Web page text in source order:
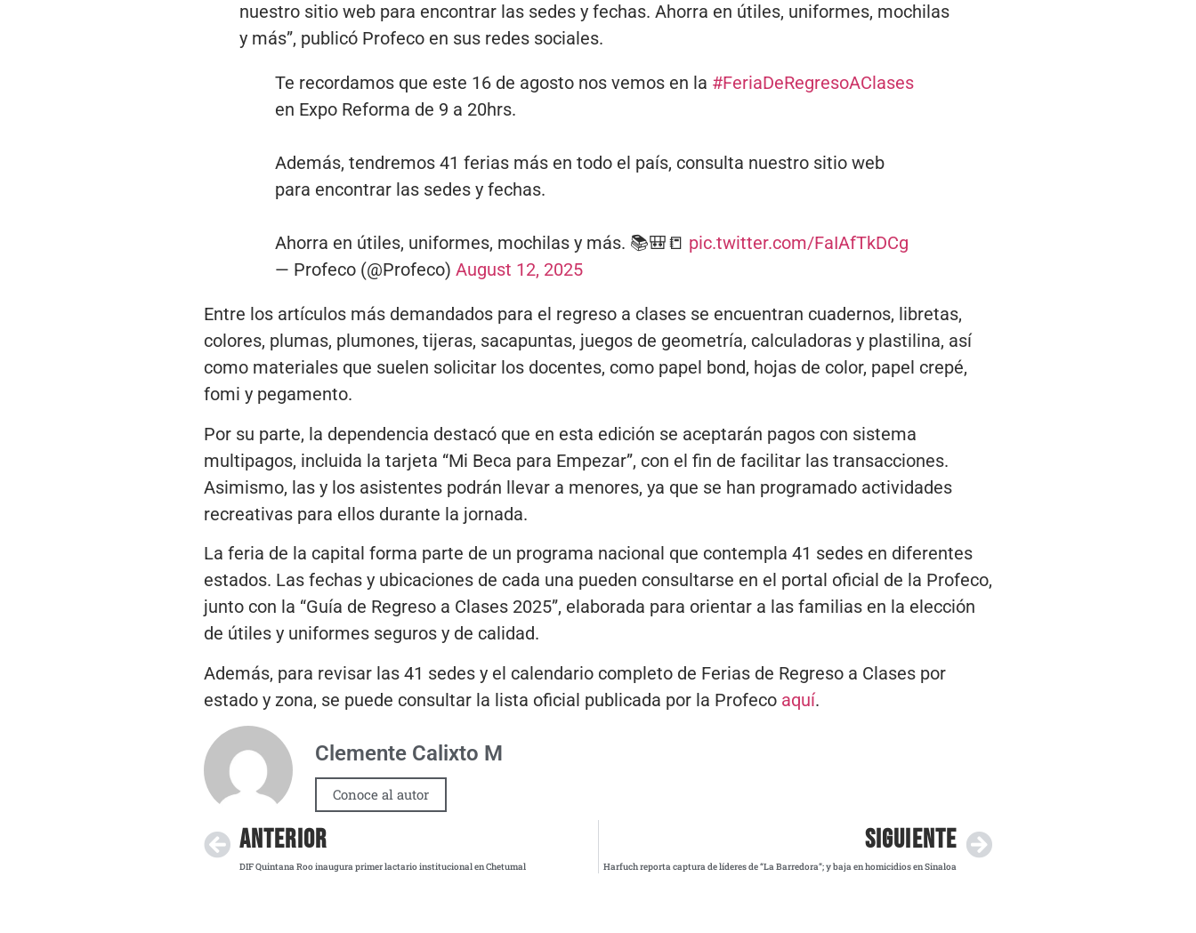
nuestro sitio web para encontrar las sedes y fechas. Ahorra en útiles, uniformes, mochilas
y más”, publicó Profeco en sus redes sociales.
Te recordamos que este 16 de agosto nos vemos en la #FeriaDeRegresoAClases
en Expo Reforma de 9 a 20hrs.
Además, tendremos 41 ferias más en todo el país, consulta nuestro sitio web
para encontrar las sedes y fechas.
Ahorra en útiles, uniformes, mochilas y más. 📚🎒📒 pic.twitter.com/FaIAfTkDCg
— Profeco (@Profeco) August 12, 2025
Entre los artículos más demandados para el regreso a clases se encuentran cuadernos, libretas,
colores, plumas, plumones, tijeras, sacapuntas, juegos de geometría, calculadoras y plastilina, así
como materiales que suelen solicitar los docentes, como papel bond, hojas de color, papel crepé,
fomi y pegamento.
Por su parte, la dependencia destacó que en esta edición se aceptarán pagos con sistema
multipagos, incluida la tarjeta “Mi Beca para Empezar”, con el fin de facilitar las transacciones.
Asimismo, las y los asistentes podrán llevar a menores, ya que se han programado actividades
recreativas para ellos durante la jornada.
La feria de la capital forma parte de un programa nacional que contempla 41 sedes en diferentes
estados. Las fechas y ubicaciones de cada una pueden consultarse en el portal oficial de la Profeco,
junto con la “Guía de Regreso a Clases 2025”, elaborada para orientar a las familias en la elección
de útiles y uniformes seguros y de calidad.
Además, para revisar las 41 sedes y el calendario completo de Ferias de Regreso a Clases por
estado y zona, se puede consultar la lista oficial publicada por la Profeco aquí.
Clemente Calixto M
Conoce al autor
ANTERIOR
DIF Quintana Roo inaugura primer lactario institucional en Chetumal
SIGUIENTE
Harfuch reporta captura de líderes de “La Barredora”; y baja en homicidios en Sinaloa